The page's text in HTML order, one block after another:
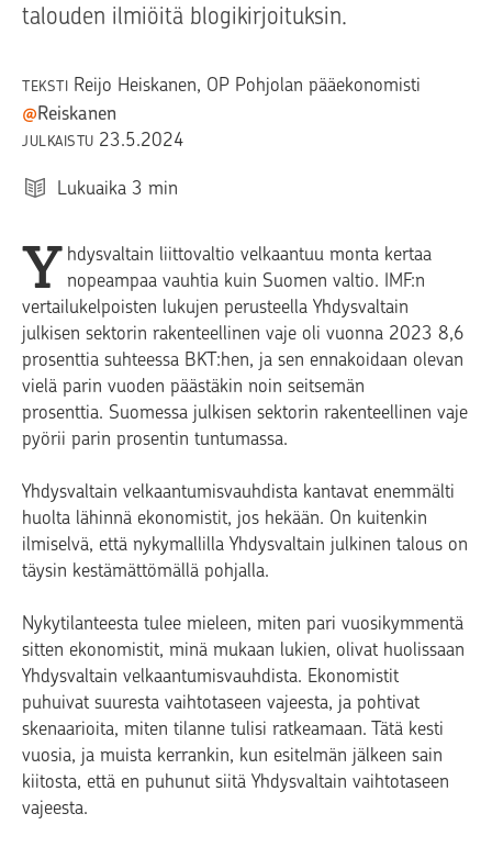
talouden ilmiöitä blogikirjoituksin.
TEKSTI Reijo Heiskanen, OP Pohjolan pääekonomisti
@Reiskanen
JULKAISTU 23.5.2024
Lukuaika 3 min
Y hdysvaltain liittovaltio velkaantuu monta kertaa
nopeampaa vauhtia kuin Suomen valtio. IMF:n
vertailukelpoisten lukujen perusteella Yhdysvaltain
julkisen sektorin rakenteellinen vaje oli vuonna 2023 8,6
prosenttia suhteessa BKT:hen, ja sen ennakoidaan olevan
vielä parin vuoden päästäkin noin seitsemän
prosenttia. Suomessa julkisen sektorin rakenteellinen vaje
pyörii parin prosentin tuntumassa.
Yhdysvaltain velkaantumisvauhdista kantavat enemmälti
huolta lähinnä ekonomistit, jos hekään. On kuitenkin
ilmiselvä, että nykymallilla Yhdysvaltain julkinen talous on
täysin kestämättömällä pohjalla.
Nykytilanteesta tulee mieleen, miten pari vuosikymmentä
sitten ekonomistit, minä mukaan lukien, olivat huolissaan
Yhdysvaltain velkaantumisvauhdista. Ekonomistit
puhuivat suuresta vaihtotaseen vajeesta, ja pohtivat
skenaarioita, miten tilanne tulisi ratkeamaan. Tätä kesti
vuosia, ja muista kerrankin, kun esitelmän jälkeen sain
kiitosta, että en puhunut siitä Yhdysvaltain vaihtotaseen
vajeesta.